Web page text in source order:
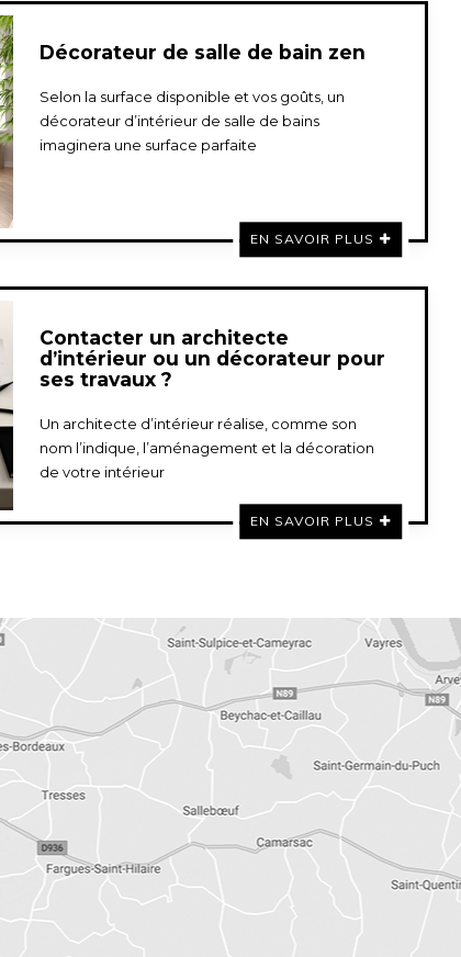
Décorateur de salle de bain zen
Selon la surface disponible et vos goûts, un
décorateur d’intérieur de salle de bains
imaginera une surface parfaite
EN SAVOIR PLUS
Contacter un architecte
d’intérieur ou un décorateur pour
ses travaux ?
Un architecte d’intérieur réalise, comme son
nom l’indique, l’aménagement et la décoration
de votre intérieur
EN SAVOIR PLUS